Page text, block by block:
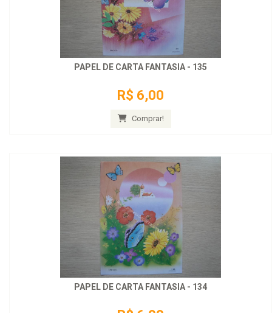
PAPEL DE CARTA FANTASIA - 135
R$ 6,00
Comprar!
PAPEL DE CARTA FANTASIA - 134